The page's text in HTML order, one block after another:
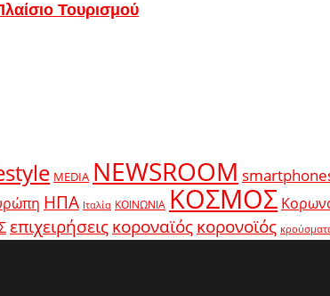
Τουρισμού
MEDIA NEWSROOM
ΗΠΑ Ιταλία ΚΟΙΝΩΝΙΑ ΚΟΣΜΟΣ
επιχειρήσειςκοροναϊόςκορονοϊός